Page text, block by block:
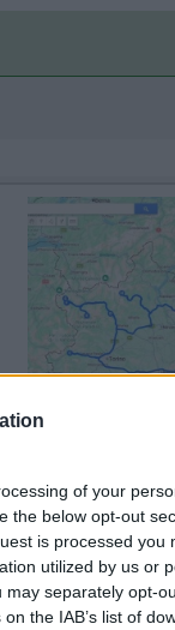
of your
the below opt-out
is processed you
utilized by us or
may separately opt-
the IAB’s list of
Finlandia
Previous